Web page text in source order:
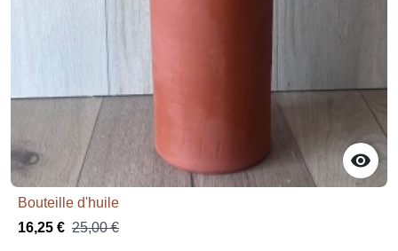

Bouteille d'huile
16,25 € 25,00 €